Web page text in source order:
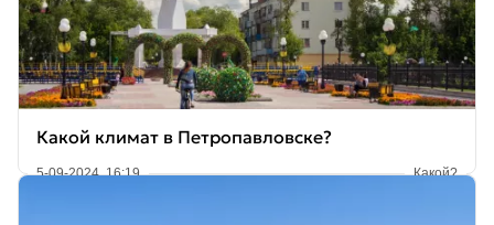
Какой климат в Петропавловске?
5-09-2024, 16:19 Какой?